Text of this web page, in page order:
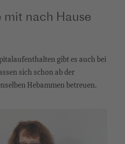
mit nach Hause
gibt es auch bei
sich schon ab der
Hebammen betreuen.